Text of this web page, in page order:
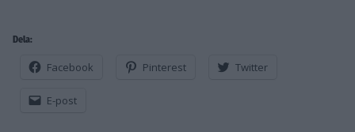
Dela:
Facebook Pinterest Twitter
E-post